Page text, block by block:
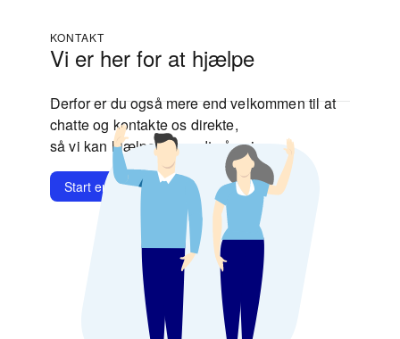
KONTAKT
Vi er her for at hjælpe
Derfor er du også mere end velkommen til at
chatte og kontakte os direkte,
så vi kan hjælpe dig godt på vej.
Start en chat Kontakt os